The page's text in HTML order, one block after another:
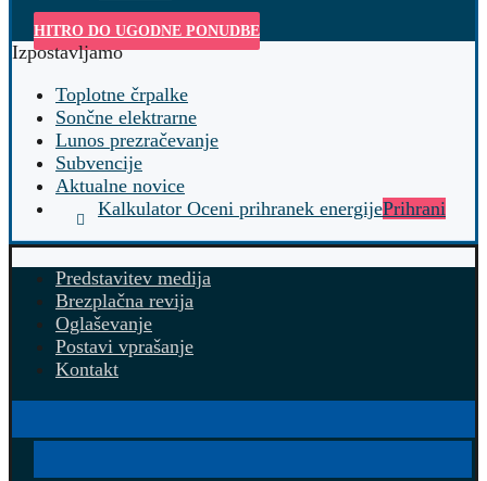
HITRO DO UGODNE PONUDBE
Izpostavljamo
Toplotne črpalke
Sončne elektrarne
Lunos prezračevanje
Subvencije
Aktualne novice
Kalkulator Oceni prihranek energijePrihrani
Predstavitev medija
Brezplačna revija
Oglaševanje
Postavi vprašanje
Kontakt